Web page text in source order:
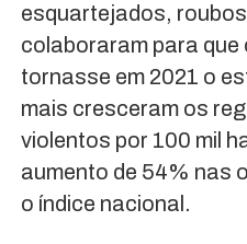
esquartejados,
colaboraram para que
tornasse em 2021 o
mais cresceram os
violentos por 100 mil
aumento de 54% nas
o índice nacional.